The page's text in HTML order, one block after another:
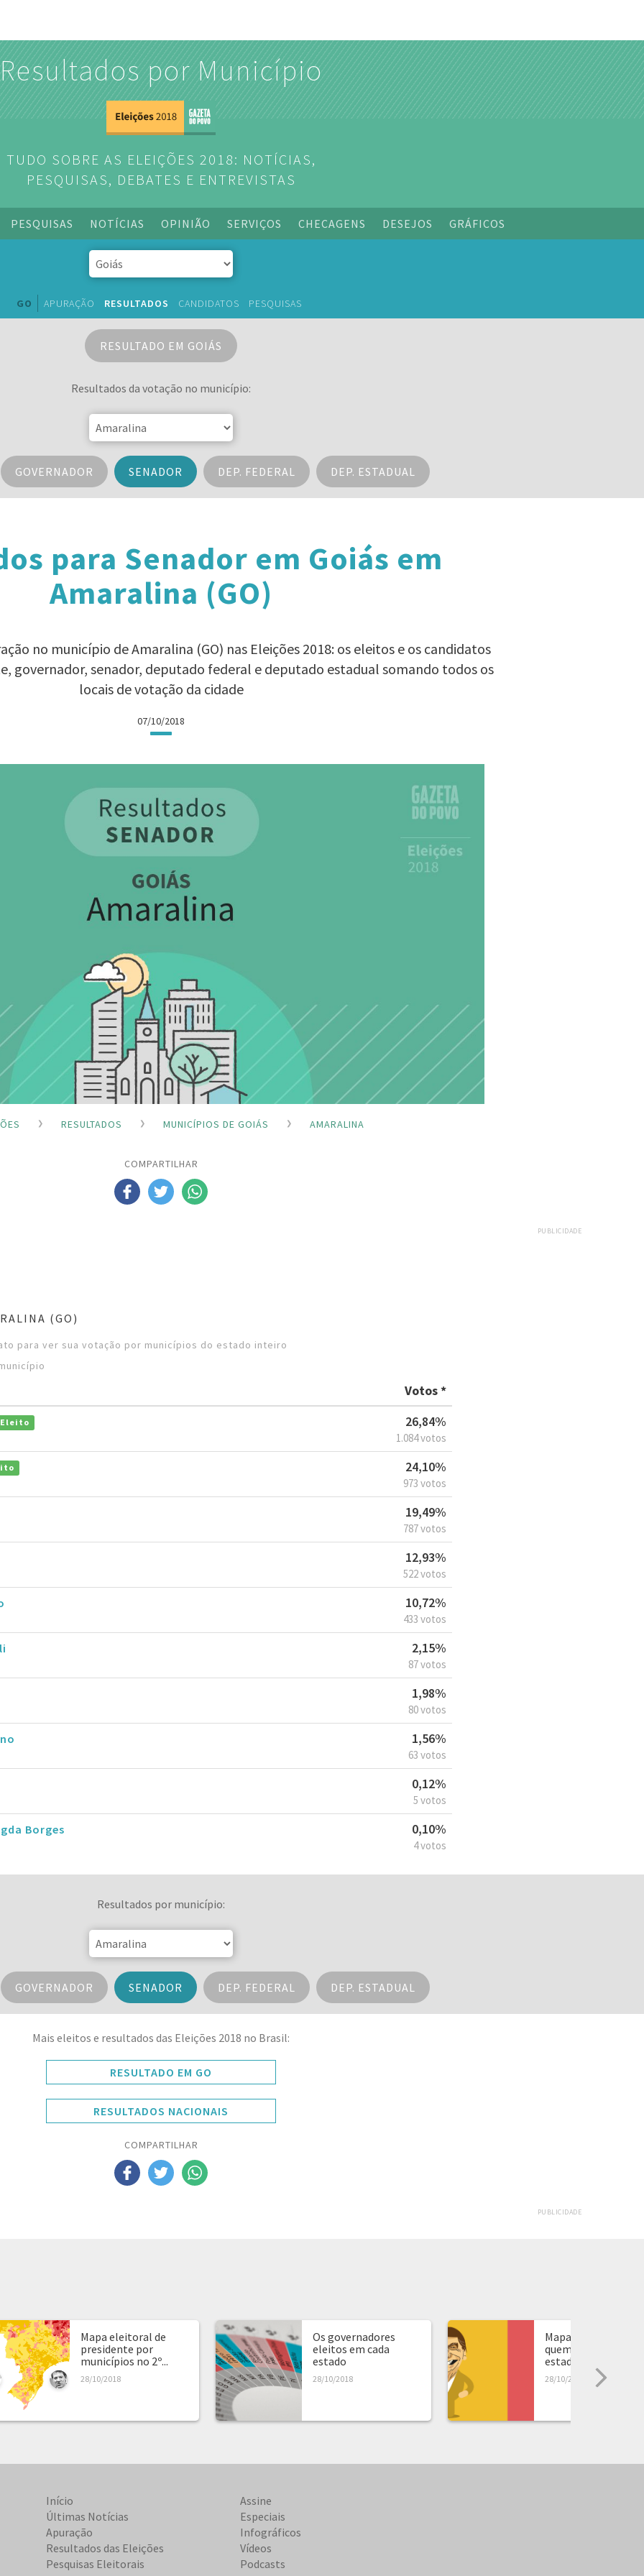
Resultados por Município
TUDO SOBRE AS ELEIÇÕES 2018: NOTÍCIAS,
PESQUISAS, DEBATES E ENTREVISTAS
PESQUISAS NOTÍCIAS OPINIÃO SERVIÇOS CHECAGENS DESEJOS GRÁFICOS
GO APURAÇÃO RESULTADOS CANDIDATOS PESQUISAS
RESULTADO EM GOIÁS
Resultados da votação no município:
GOVERNADOR SENADOR DEP. FEDERAL DEP. ESTADUAL
para Senador em Goiás em
Amaralina (GO)
no município de Amaralina (GO) nas Eleições 2018: os eleitos e os candidatos
governador, senador, deputado federal e deputado estadual somando todos os
locais de votação da cidade
07/10/2018
RESULTADOS MUNICÍPIOS DE GOIÁS AMARALINA
COMPARTILHAR
PUBLICIDADE
(GO)
para ver sua votação por municípios do estado inteiro
Votos *
Eleito 26,84%
1.084 votos
24,10%
973 votos
19,49%
787 votos
12,93%
522 votos
10,72%
433 votos
2,15%
87 votos
1,98%
80 votos
1,56%
63 votos
0,12%
5 votos
Borges 0,10%
4 votos
Resultados por município:
GOVERNADOR SENADOR DEP. FEDERAL DEP. ESTADUAL
Mais eleitos e resultados das Eleições 2018 no Brasil:
RESULTADO EM GO
RESULTADOS NACIONAIS
COMPARTILHAR
PUBLICIDADE
Mapa eleitoral de
presidente por
municípios no 2º...
28/10/2018
Os governadores
eleitos em cada
estado
28/10/2018
Mapa de presidente:
quem ganhou em
estado...
28/10/2018
Início
Últimas Notícias
Apuração
Resultados das Eleições
Pesquisas Eleitorais
Assine
Especiais
Infográficos
Vídeos
Podcasts